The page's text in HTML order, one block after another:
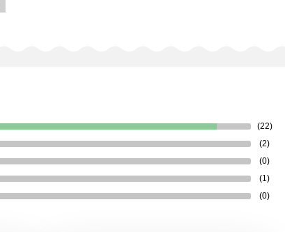
(22)
(2)
(0)
(1)
(0)